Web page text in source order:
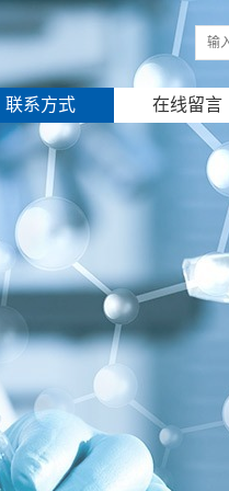
联系方式 在线留言